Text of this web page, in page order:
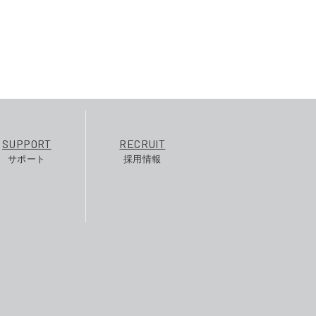
SUPPORT
サポート
RECRUIT
採用情報